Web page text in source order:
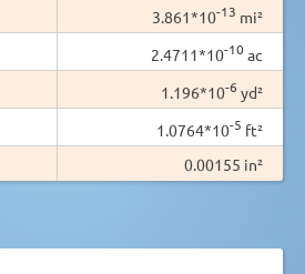
3.861*10-13 mi²
2.4711*10-10 ac
1.196*10-6 yd²
1.0764*10-5 ft²
0.00155 in²